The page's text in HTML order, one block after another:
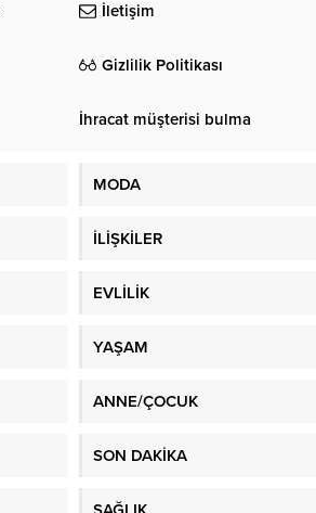
İletişim
Gizlilik Politikası
İhracat müşterisi bulma
MODA
İLİŞKİLER
EVLİLİK
YAŞAM
ANNE/ÇOCUK
SON DAKİKA